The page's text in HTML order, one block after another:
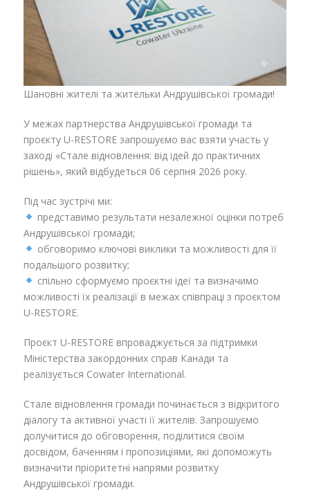
Шановні жителі та жительки Андрушівської громади!
У межах партнерства Андрушівської громади та
проєкту U-RESTORE запрошуємо вас взяти участь у
заході «Стале відновлення: від ідей до практичних
рішень», який відбудеться 06 серпня 2026 року.
Під час зустрічі ми:
представимо результати незалежної оцінки потреб
Андрушівської громади;
обговоримо ключові виклики та можливості для її
подальшого розвитку;
спільно сформуємо проєктні ідеї та визначимо
можливості їх реалізації в межах співпраці з проєктом
U-RESTORE.
Проєкт U-RESTORE впроваджується за підтримки
Міністерства закордонних справ Канади та
реалізується Cowater International.
Стале відновлення громади починається з відкритого
діалогу та активної участі її жителів. Запрошуємо
долучитися до обговорення, поділитися своїм
досвідом, баченням і пропозиціями, які допоможуть
визначити пріоритетні напрями розвитку
Андрушівської громади.